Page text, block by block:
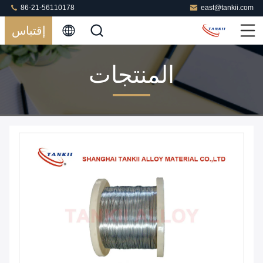
east@tankii.com
86-21-56110178
إقتباس
المنتجات